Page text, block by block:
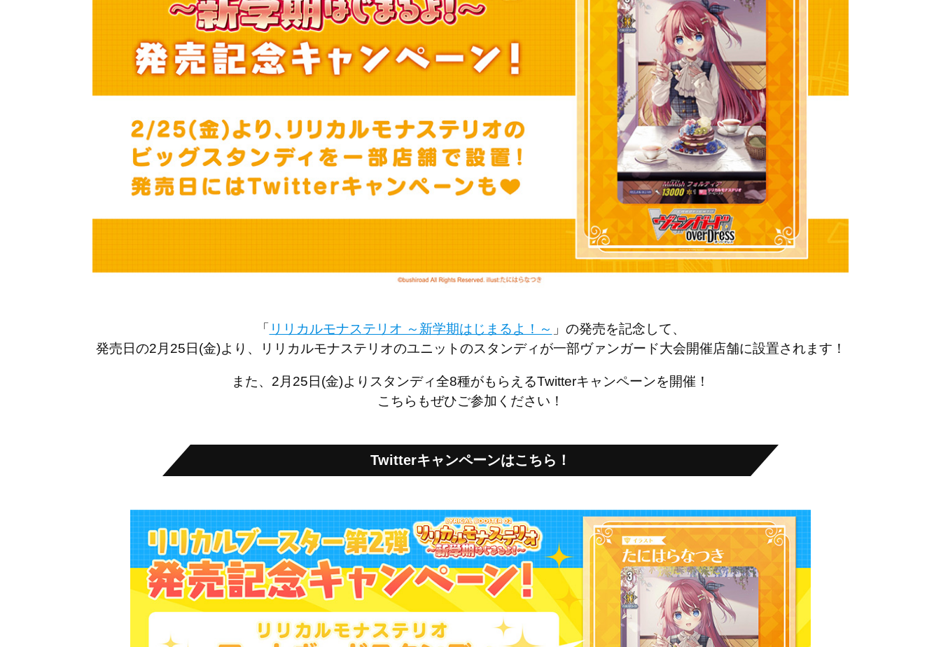
「 リリカルモナステリオ ～新学期はじまるよ！～ 」の発売を記念して、
発売日の2月25日(金)より、リリカルモナステリオのユニットのスタンディが一部ヴァンガード大会開催店舗に設置されます！
また、2月25日(金)よりスタンディ全8種がもらえるTwitterキャンペーンを開催！
こちらもぜひご参加ください！
Twitterキャンペーンはこちら！